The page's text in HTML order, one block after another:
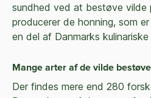
sundhed ved at bestøve vilde
producerer de honning, som
en del af Danmarks
Mange arter af de vilde
Der findes mere end 280